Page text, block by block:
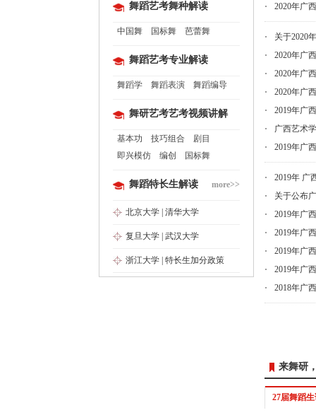
舞蹈艺考舞种解读
中国舞 国标舞 芭蕾舞
舞蹈艺考专业解读
舞蹈学 舞蹈表演 舞蹈编导
舞研艺考艺考视频讲解
基本功 技巧组合
剧目
即兴模仿
编创 国标舞
舞蹈特长生解读 more>>
北京大学 清华大学
复旦大学 武汉大学
浙江大学 特长生加分政策
2020年广
关于2020
2020年广
2020年广
2020年广
2019年广
广西艺术
2019年广
2019年 广
关于公布
2019年广
2019年广
2019年广
2019年广
2018年广
来舞研
27届舞蹈